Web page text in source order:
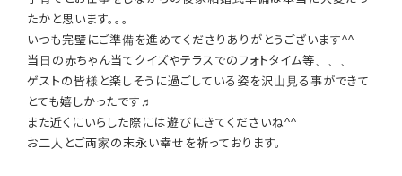
たかと思います。。。
いつも完璧にご準備を進めてくださりありがとうございます^^
当日の赤ちゃん当てクイズやテラスでのフォトタイム等、、、
ゲストの皆様と楽しそうに過ごしている姿を沢山見る事ができて
とても嬉しかったです♬
また近くにいらした際には遊びにきてくださいね^^
お二人とご両家の末永い幸せを祈っております。